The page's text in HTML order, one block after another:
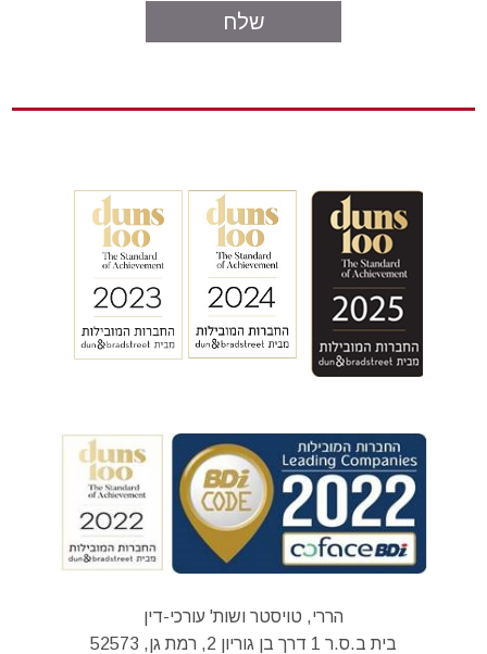
הררי, טויסטר ושות' עורכי-דין
בית ב.ס.ר 1 דרך בן גוריון 2, רמת גן, 52573